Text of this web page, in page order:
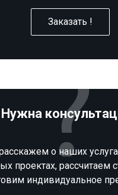
Заказать !
Нужна
о наших
проектах, рассчитаем
индивидуальное